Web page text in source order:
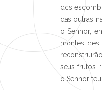
dos
das outras
o Senhor,
montes
seus frutos.
o Senhor teu